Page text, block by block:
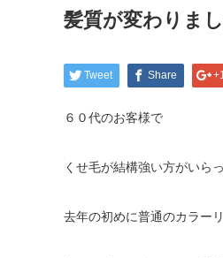
髪質が変わりまし
Tweet Share
６０代のお客様で
くせ毛が結構強い方がいら
去年の初めに普通のカラー